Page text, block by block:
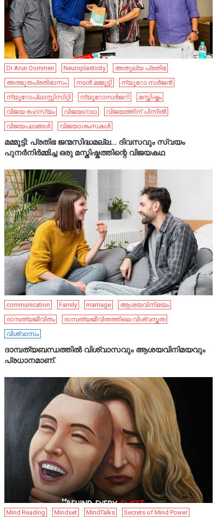
Dr Arun Oommen Neuroplasticity
അതുല്യ പ്രതിഭ
അത്ഭുതപ്രതിഭാസം
നടൻ മമ്മൂട്ടി
ന്യൂറോ സർജൻ
ന്യൂറോപ്ലാസ്റ്റിസിറ്റി
ന്യൂറോസർജറി
മസ്തിഷ്കം
വിജയ രഹസ്യം
വിജയഗാഥ
വിജയത്തിന് പിന്നിൽ
വിജയപഥങ്ങൾ
വിജയാശംസകൾ
മമ്മൂട്ടി: പ്രതിഭ ജന്മസിദ്ധമല്ല… ദിവസവും സ്വയം
പുനർനിർമ്മിച്ച ഒരു മസ്തിഷ്കത്തിന്റെ വിജയകഥ
communication Family marriage
ആശയവിനിമയം
ദാമ്പത്യജീവിതം
ദാമ്പത്യജീവിതത്തിലെ വിശ്വസ്തത
വിശ്വാസം
ദാമ്പത്യബന്ധത്തിൽ വിശ്വാസവും ആശയവിനിമയവും
പ്രധാനമാണ്.
Mind Reading Mindset MindTalks
Secrets of Mind Power